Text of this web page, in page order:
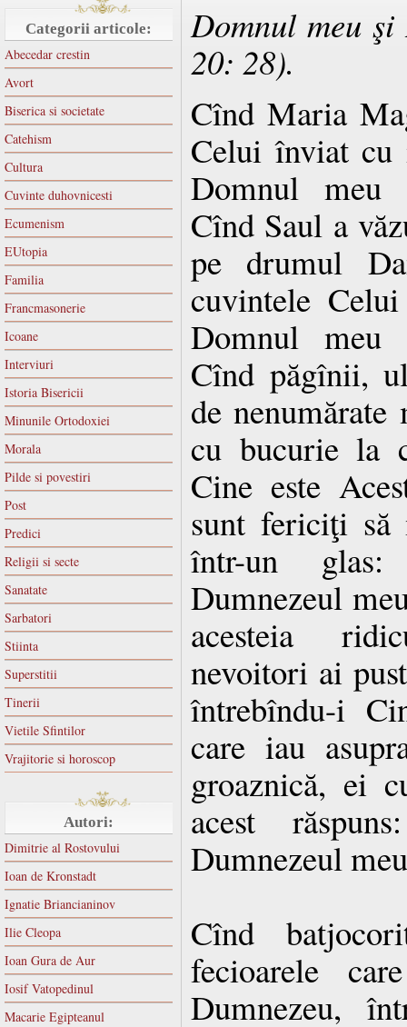
Categorii articole:
Abecedar crestin
Avort
Biserica si societate
Catehism
Cultura
Cuvinte duhovnicesti
Ecumenism
EUtopia
Familia
Francmasonerie
Icoane
Interviuri
Istoria Bisericii
Minunile Ortodoxiei
Morala
Pilde si povestiri
Post
Predici
Religii si secte
Sanatate
Sarbatori
Stiinta
Superstitii
Tinerii
Vietile Sfintilor
Vrajitorie si horoscop
Autori:
Dimitrie al Rostovului
Ioan de Kronstadt
Ignatie Briancianinov
Ilie Cleopa
Ioan Gura de Aur
Iosif Vatopedinul
Macarie Egipteanul
Domnul meu şi
20: 28).
Cînd Maria
Celui înviat cu
Domnul meu
Cînd Saul a
pe drumul
cuvintele
Domnul meu
Cînd păgînii,
de
cu bucurie la
Cine este
sunt fericiţi să
într-un
Dumnezeul
acesteia
nevoitori ai
întrebîndu-i
care iau
groaznică, ei
acest
Dumnezeul
Cînd
fecioarele
Dumnezeu,